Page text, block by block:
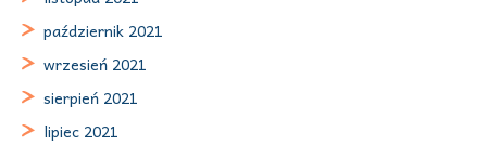
październik 2021
wrzesień 2021
sierpień 2021
lipiec 2021